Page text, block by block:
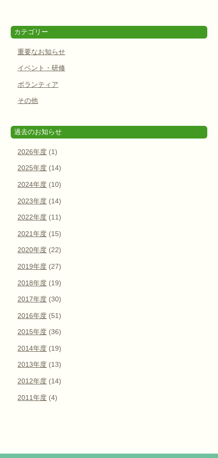
カテゴリー
重要なお知らせ
イベント・研修
ボランティア
その他
過去のお知らせ
2026年度 (1)
2025年度 (14)
2024年度 (10)
2023年度 (14)
2022年度 (11)
2021年度 (15)
2020年度 (22)
2019年度 (27)
2018年度 (19)
2017年度 (30)
2016年度 (51)
2015年度 (36)
2014年度 (19)
2013年度 (13)
2012年度 (14)
2011年度 (4)